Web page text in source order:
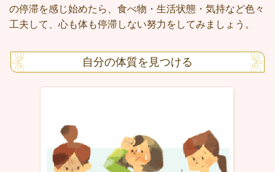
の停滞を感じ始めたら、食べ物・生活状態・気持など色々
工夫して、心も体も停滞しない努力をしてみましょう。
自分の体質を見つける